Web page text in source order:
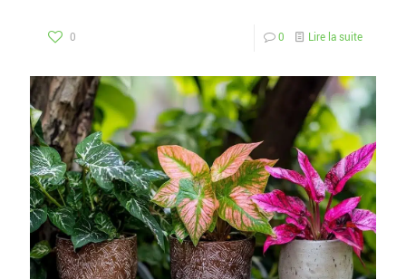
0 0 Lire la suite